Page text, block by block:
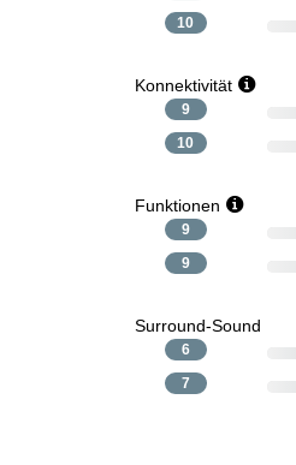
10
Konnektivität
9
10
Funktionen
9
9
Surround-Sound
6
7